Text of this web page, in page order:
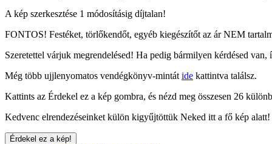
A kép szerkesztése 1 módosításig díjtalan!
FONTOS! Festéket, törlőkendőt, egyéb kiegészítőt az ár NEM
Szeretettel várjuk megrendelésed! Ha pedig bármilyen kérdésed
Még több ujjlenyomatos vendégkönyv-mintát ide kattintva találsz.
Kattints az Érdekel ez a kép gombra, és nézd meg összesen 26
Kedvenc elrendezéseinket külön kigyűjtöttük Neked itt a fő kép alatt!
Érdekel ez a kép!